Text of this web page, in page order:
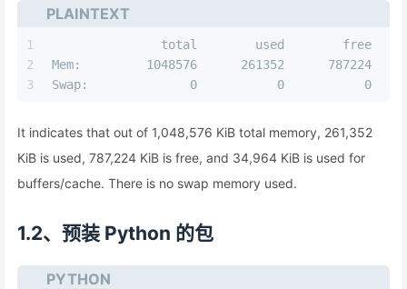
PLAINTEXT
1
2
3
total        used        free
Mem:         1048576      261352      787224
Swap:              0           0           0
It indicates that out of 1,048,576 KiB total memory, 261,352
KiB is used, 787,224 KiB is free, and 34,964 KiB is used for
buffers/cache. There is no swap memory used.
1.2、预装 Python 的包
PYTHON